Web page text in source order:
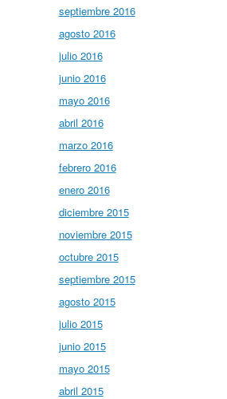
septiembre 2016
agosto 2016
julio 2016
junio 2016
mayo 2016
abril 2016
marzo 2016
febrero 2016
enero 2016
diciembre 2015
noviembre 2015
octubre 2015
septiembre 2015
agosto 2015
julio 2015
junio 2015
mayo 2015
abril 2015